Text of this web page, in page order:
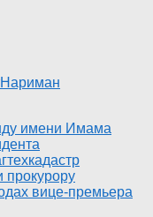
Нариман
имени Имама
прокурору
вице-премьера